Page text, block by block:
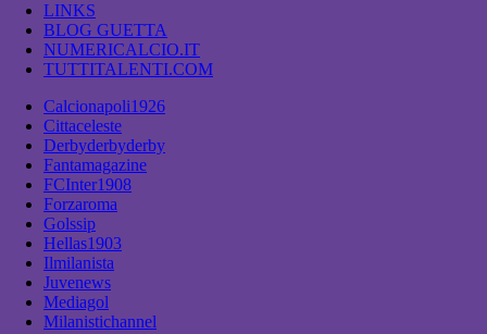
LINKS
BLOG GUETTA
NUMERICALCIO.IT
TUTTITALENTI.COM
Calcionapoli1926
Cittaceleste
Derbyderbyderby
Fantamagazine
FCInter1908
Forzaroma
Golssip
Hellas1903
Ilmilanista
Juvenews
Mediagol
Milanistichannel